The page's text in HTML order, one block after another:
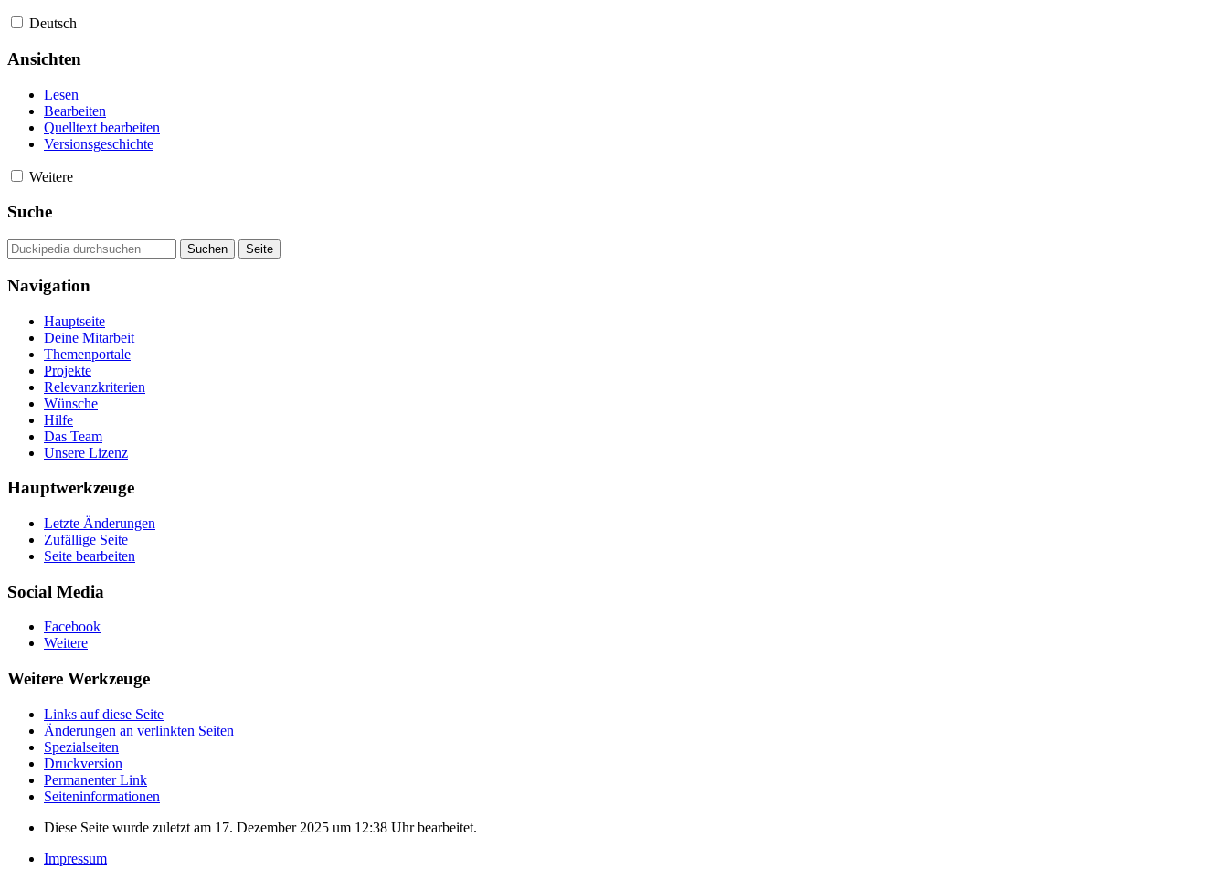
Deutsch
Ansichten
Lesen
Bearbeiten
Quelltext bearbeiten
Versionsgeschichte
Weitere
Suche
Navigation
Hauptseite
Deine Mitarbeit
Themenportale
Projekte
Relevanzkriterien
Wünsche
Hilfe
Das Team
Unsere Lizenz
Hauptwerkzeuge
Letzte Änderungen
Zufällige Seite
Seite bearbeiten
Social Media
Facebook
Weitere
Weitere Werkzeuge
Links auf diese Seite
Änderungen an verlinkten Seiten
Spezialseiten
Druckversion
Permanenter Link
Seiten­­informationen
Diese Seite wurde zuletzt am 17. Dezember 2025 um 12:38 Uhr bearbeitet.
Impressum